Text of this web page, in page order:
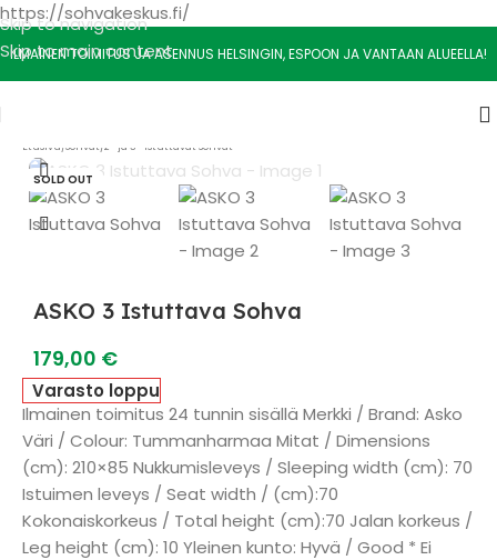
https://sohvakeskus.fi/
Skip to navigation
Skip to main content
ILMAINEN TOIMITUS JA ASENNUS HELSINGIN, ESPOON JA VANTAAN ALUEELLA!
Etusivu/Sohvat/2- ja 3- Istuttavat sohvat
SOLD OUT
ASKO 3 Istuttava Sohva
179,00 €
Varasto loppu
Ilmainen toimitus 24 tunnin sisällä Merkki / Brand: Asko
Väri / Colour: Tummanharmaa Mitat / Dimensions
(cm): 210×85 Nukkumisleveys / Sleeping width (cm): 70
Istuimen leveys / Seat width / (cm):70
Kokonaiskorkeus / Total height (cm):70 Jalan korkeus /
Leg height (cm): 10 Yleinen kunto: Hyvä / Good * Ei